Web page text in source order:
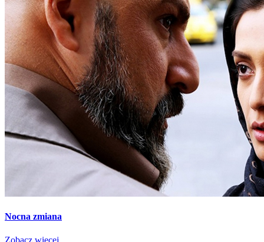
Nocna zmiana
Zobacz więcej